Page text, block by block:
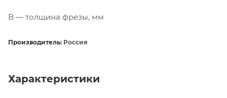
B — толщина фрезы, мм
Производитель: Россия
Характеристики